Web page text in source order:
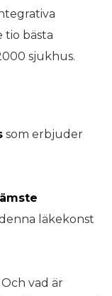
tio bästa
sjukhus.
som erbjuder
läkekonst
Och vad är